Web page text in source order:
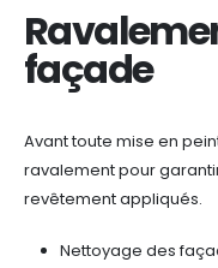
façade
Avant toute mise en
ravalement pour
revêtement appliqués.
Nettoyage des